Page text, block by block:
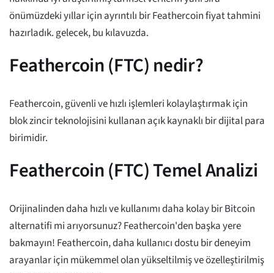
önümüzdeki yıllar için ayrıntılı bir Feathercoin fiyat tahmini
hazırladık. gelecek, bu kılavuzda.
Feathercoin (FTC) nedir?
Feathercoin, güvenli ve hızlı işlemleri kolaylaştırmak için
blok zincir teknolojisini kullanan açık kaynaklı bir dijital para
birimidir.
Feathercoin (FTC) Temel Analizi
Orijinalinden daha hızlı ve kullanımı daha kolay bir Bitcoin
alternatifi mi arıyorsunuz? Feathercoin'den başka yere
bakmayın! Feathercoin, daha kullanıcı dostu bir deneyim
arayanlar için mükemmel olan yükseltilmiş ve özelleştirilmiş